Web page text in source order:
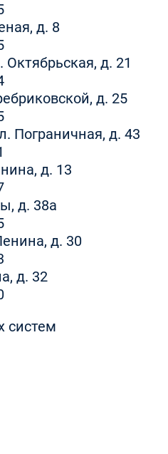
д. 8
Октябрьская, д. 21
д. 25
Пограничная, д. 43
д. 13
д. 38а
д. 30
д. 32
систем